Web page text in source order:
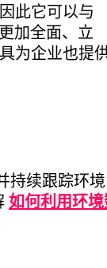
此它可以与
加全面、立
为企业也提
持续跟踪环
如何利用环